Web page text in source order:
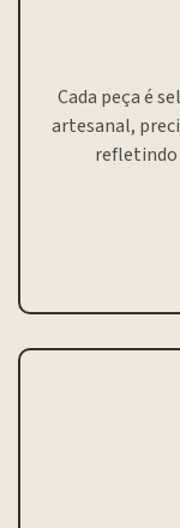
Cada peça é
artesanal,
refletindo